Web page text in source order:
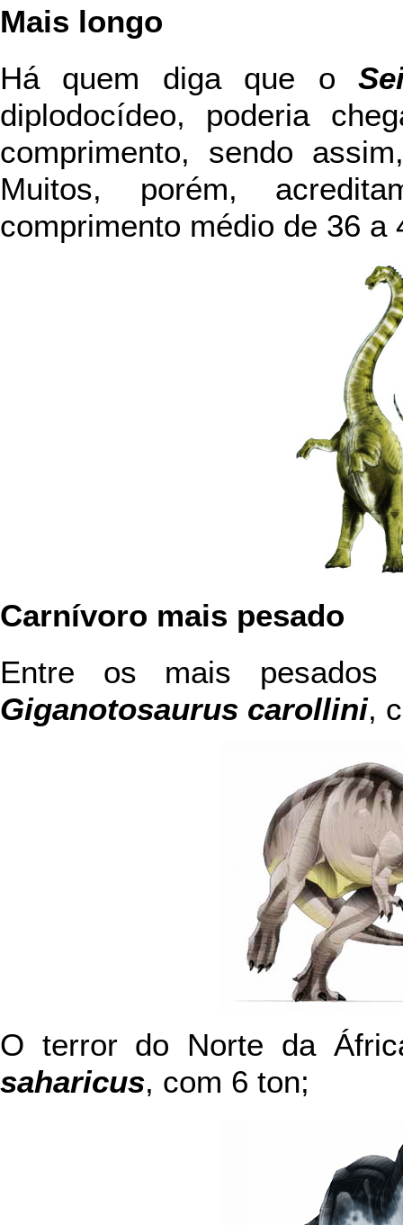
Mais longo
Há quem diga que o
diplodocídeo, poderia
comprimento, sendo
Muitos, porém,
comprimento médio de 36 a
Carnívoro mais pesado
Entre os mais pesados
Giganotosaurus carollini,
O terror do Norte da
saharicus, com 6 ton;